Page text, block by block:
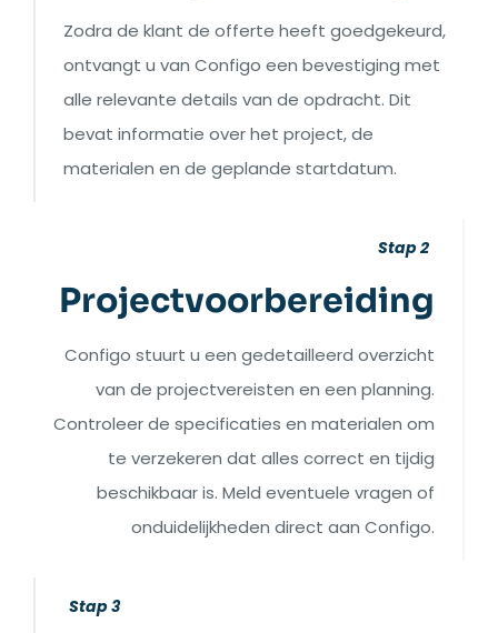
Zodra de klant de offerte heeft goedgekeurd,
ontvangt u van Configo een bevestiging met
alle relevante details van de opdracht. Dit
bevat informatie over het project, de
materialen en de geplande startdatum.
Stap 2
Projectvoorbereiding
Configo stuurt u een gedetailleerd overzicht
van de projectvereisten en een planning.
Controleer de specificaties en materialen om
te verzekeren dat alles correct en tijdig
beschikbaar is. Meld eventuele vragen of
onduidelijkheden direct aan Configo.
Stap 3